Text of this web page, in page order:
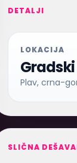
DETALJI
LOKACIJA
Plav, crna-
SLIČNA